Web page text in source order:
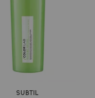
Subtil